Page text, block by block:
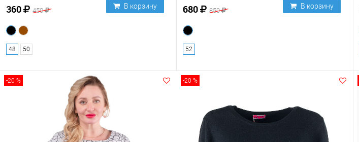
360 450
В корзину
48 50
680 850
В корзину
52
-20 % -20 %